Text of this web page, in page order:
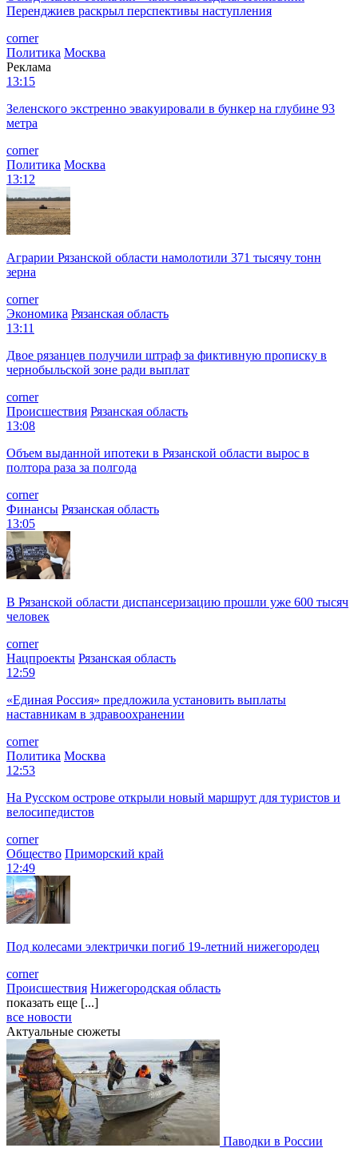
Перенджиев раскрыл перспективы наступления
corner
Политика Москва
Реклама
13:15
Зеленского экстренно эвакуировали в бункер на глубине 93
метра
corner
Политика Москва
13:12
Аграрии Рязанской области намолотили 371 тысячу тонн
зерна
corner
Экономика Рязанская область
13:11
Двое рязанцев получили штраф за фиктивную прописку в
чернобыльской зоне ради выплат
corner
Происшествия Рязанская область
13:08
Объем выданной ипотеки в Рязанской области вырос в
полтора раза за полгода
corner
Финансы Рязанская область
13:05
В Рязанской области диспансеризацию прошли уже 600 тысяч
человек
corner
Нацпроекты Рязанская область
12:59
«Единая Россия» предложила установить выплаты
наставникам в здравоохранении
corner
Политика Москва
12:53
На Русском острове открыли новый маршрут для туристов и
велосипедистов
corner
Общество Приморский край
12:49
Под колесами электрички погиб 19-летний нижегородец
corner
Происшествия Нижегородская область
показать еще [...]
все новости
Актуальные сюжеты
Паводки в России